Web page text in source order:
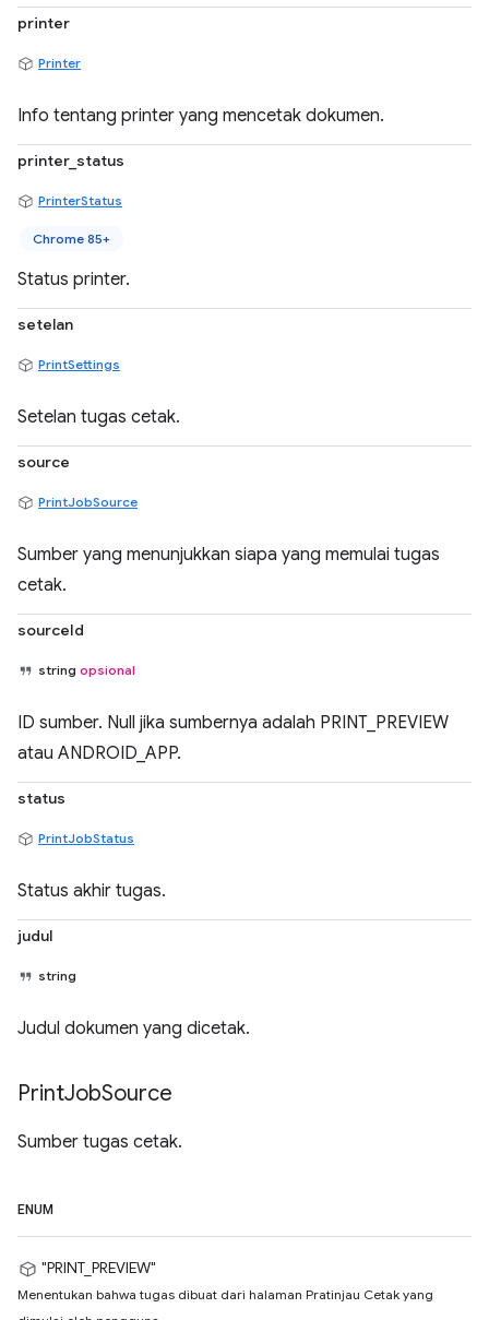
printer
Printer
Info tentang printer yang mencetak dokumen.
printer_status
PrinterStatus
Chrome 85+
Status printer.
setelan
PrintSettings
Setelan tugas cetak.
source
PrintJobSource
Sumber yang menunjukkan siapa yang memulai tugas
cetak.
sourceId
string opsional
ID sumber. Null jika sumbernya adalah PRINT_PREVIEW
atau ANDROID_APP.
status
PrintJobStatus
Status akhir tugas.
judul
string
Judul dokumen yang dicetak.
PrintJobSource
Sumber tugas cetak.
ENUM
"PRINT_PREVIEW"
Menentukan bahwa tugas dibuat dari halaman Pratinjau Cetak yang